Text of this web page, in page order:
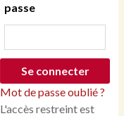
passe
Mot de passe oublié ?
L'accès restreint est